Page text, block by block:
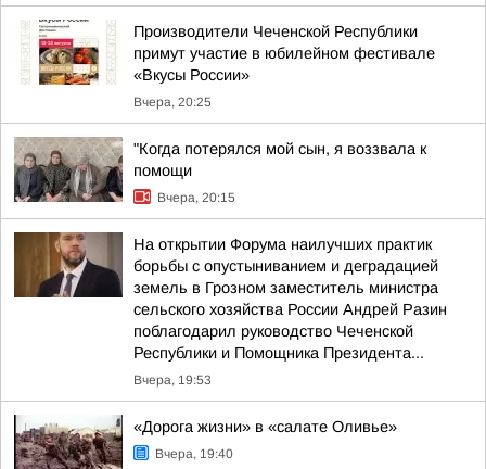
Производители Чеченской Республики
примут участие в юбилейном фестивале
«Вкусы России»
Вчера, 20:25
"Когда потерялся мой сын, я воззвала к
помощи
Вчера, 20:15
На открытии Форума наилучших практик
борьбы с опустыниванием и деградацией
земель в Грозном заместитель министра
сельского хозяйства России Андрей Разин
поблагодарил руководство Чеченской
Республики и Помощника Президента...
Вчера, 19:53
«Дорога жизни» в «салате Оливье»
Вчера, 19:40